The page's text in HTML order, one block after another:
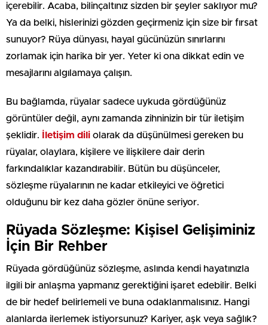
içerebilir. Acaba, bilinçaltınız sizden bir şeyler saklıyor mu?
Ya da belki, hislerinizi gözden geçirmeniz için size bir fırsat
sunuyor? Rüya dünyası, hayal gücünüzün sınırlarını
zorlamak için harika bir yer. Yeter ki ona dikkat edin ve
mesajlarını algılamaya çalışın.
Bu bağlamda, rüyalar sadece uykuda gördüğünüz
görüntüler değil, aynı zamanda zihninizin bir tür iletişim
şeklidir.
İletişim dili olarak da düşünülmesi gereken bu
rüyalar, olaylara, kişilere ve ilişkilere dair derin
farkındalıklar kazandırabilir. Bütün bu düşünceler,
sözleşme rüyalarının ne kadar etkileyici ve öğretici
olduğunu bir kez daha gözler önüne seriyor.
Rüyada Sözleşme: Kişisel Gelişiminiz
İçin Bir Rehber
Rüyada gördüğünüz sözleşme, aslında kendi hayatınızla
ilgili bir anlaşma yapmanız gerektiğini işaret edebilir. Belki
de bir hedef belirlemeli ve buna odaklanmalısınız. Hangi
alanlarda ilerlemek istiyorsunuz? Kariyer, aşk veya sağlık?